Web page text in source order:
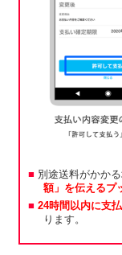
別途送料がかか
額」を伝えるプ
24時間以内に支
ります。